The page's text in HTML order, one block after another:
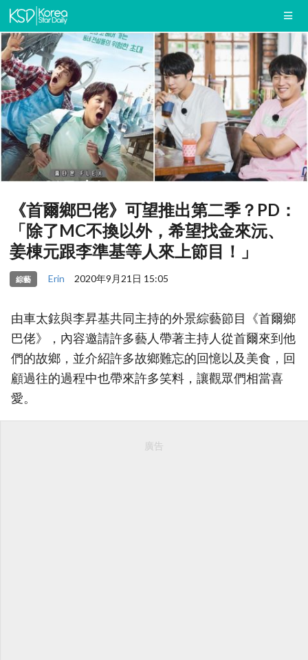
《首爾鄉巴佬》可望推出第二季？PD：
「除了MC不換以外，希望找金來沅、
姜棟元跟李準基等人來上節目！」
綜藝 Erin 2020年9月21日 15:05
由車太鉉與李昇基共同主持的外景綜藝節目《首爾鄉
巴佬》，內容邀請許多藝人帶著主持人從首爾來到他
們的故鄉，並介紹許多故鄉難忘的回憶以及美食，回
顧過往的過程中也帶來許多笑料，讓觀眾們相當喜
愛。
廣告